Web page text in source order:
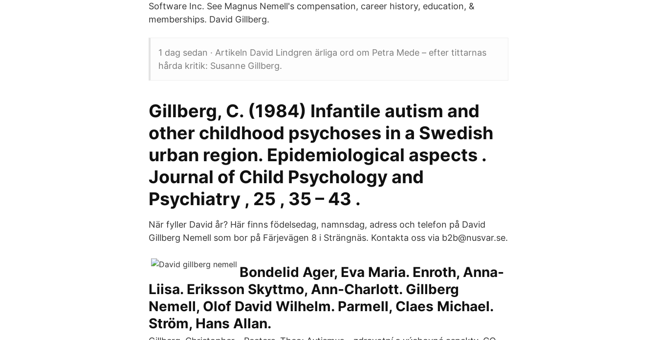
Software Inc. See Magnus Nemell's compensation, career history, education, &
memberships. David Gillberg.
1 dag sedan · Artikeln David Lindgren ärliga ord om Petra Mede – efter tittarnas
hårda kritik: Susanne Gillberg.
Gillberg, C. (1984) Infantile autism and
other childhood psychoses in a Swedish
urban region. Epidemiological aspects .
Journal of Child Psychology and
Psychiatry , 25 , 35 – 43 .
När fyller David år? Här finns födelsedag, namnsdag, adress och telefon på David
Gillberg Nemell som bor på Färjevägen 8 i Strängnäs. Kontakta oss via b2b@nusvar.se.
Bondelid Ager, Eva Maria. Enroth, Anna-
Liisa. Eriksson Skyttmo, Ann-Charlott. Gillberg
Nemell, Olof David Wilhelm. Parmell, Claes Michael.
Ström, Hans Allan.